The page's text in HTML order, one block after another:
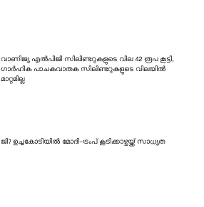
വാണിജ്യ എൽപിജി സിലിണ്ടറുകളുടെ വില 42 രൂപ കൂട്ടി,
ഗാർഹിക പാചകവാതക സിലിണ്ടറുകളുടെ വിലയിൽ
മാറ്റമില്ല
ജി7 ഉച്ചകോടിയിൽ മോദി-ട്രംപ് കൂടിക്കാഴ്ചയ്ക്ക് സാധ്യത